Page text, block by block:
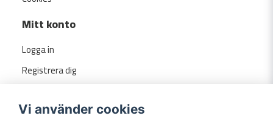
Mitt konto
Logga in
Registrera dig
Vi använder cookies